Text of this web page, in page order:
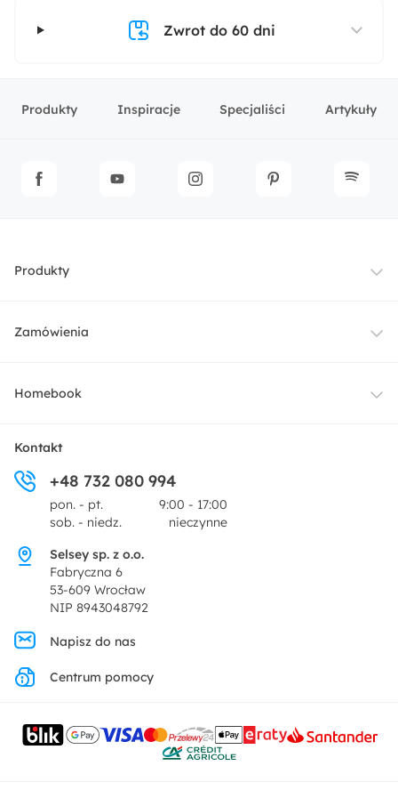
Zwrot do 60 dni
Produkty Inspiracje Specjaliści Artykuły
Produkty
Meble
Dekoracje i akcesoria
Promocje
Zamówienia
Dostawa
Zwroty
Pytania i odpowiedzi
Homebook
O nas
Centrum prasowe
Regulamin
Polityka prywatności
Ustawienia prywatności
Kontakt
Kontakt
+48 732 080 994
pon. - pt.
9:00 - 17:00
sob. - niedz.
nieczynne
Selsey sp. z o.o.
Fabryczna 6
53-609 Wrocław
NIP 8943048792
Napisz do nas
Centrum pomocy